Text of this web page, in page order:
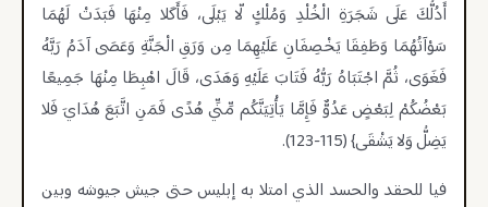
أَدُلُّكَ عَلَى شَجَرَةِ الْخُلْدِ وَمُلْكٍ لّا يَبْلَى، فَأَكَلا مِنْهَا فَبَدَتْ لَهُمَا
سَوْآتُهُمَا وَطَفِقَا يَخْصِفَانِ عَلَيْهِمَا مِن وَرَقِ الْجَنَّةِ وَعَصَى آدَمُ رَبَّهُ
فَغَوَى، ثُمَّ اجْتَبَاهُ رَبُّهُ فَتَابَ عَلَيْهِ وَهَدَى، قَالَ اهْبِطَا مِنْهَا جَمِيعًا
بَعْضُكُمْ لِبَعْضٍ عَدُوٌّ فَإِمَّا يَأْتِيَنَّكُم مِّنِّي هُدًى فَمَنِ اتَّبَعَ هُدَايَ فَلا
يَضِلُّ وَلا يَشْقَى} (115-123).
فيا للحقد والحسد الذي امتلا به إبليس حتى جيش جيوشه وبين